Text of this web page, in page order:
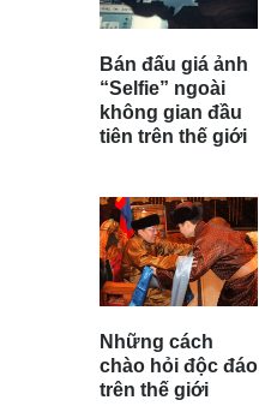
Bán đấu giá ảnh
“Selfie” ngoài
không gian đầu
tiên trên thế giới
Những cách
chào hỏi độc đáo
trên thế giới